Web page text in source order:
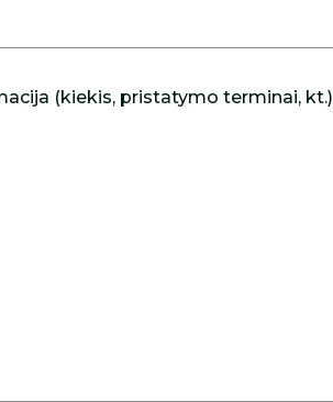
(kiekis, pristatymo terminai, kt.)